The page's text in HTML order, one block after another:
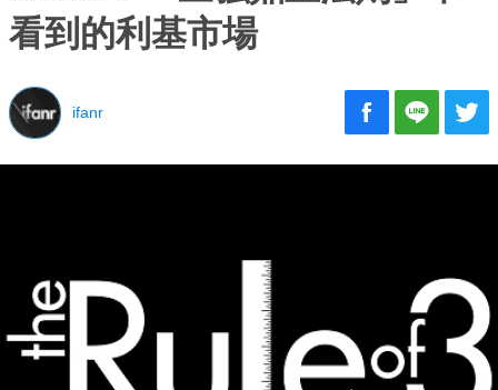
看到的利基市場
ifanr